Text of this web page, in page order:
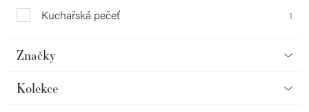
Kuchařská pečeť 1
Značky
Kolekce